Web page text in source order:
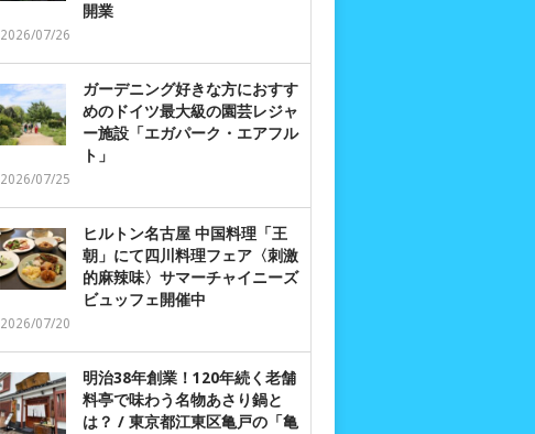
開業
2026/07/26
ガーデニング好きな方におすす
めのドイツ最大級の園芸レジャ
ー施設「エガパーク・エアフル
ト」
2026/07/25
ヒルトン名古屋 中国料理「王
朝」にて四川料理フェア〈刺激
的麻辣味〉サマーチャイニーズ
ビュッフェ開催中
2026/07/20
明治38年創業！120年続く老舗
料亭で味わう名物あさり鍋と
は？ / 東京都江東区亀戸の「亀